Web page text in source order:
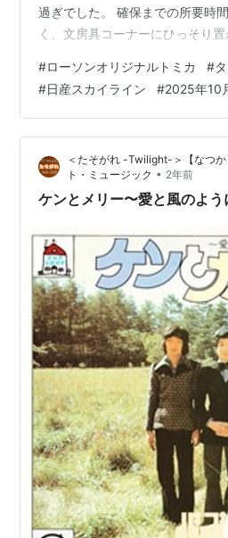
過ぎでした。 確保までの所要時
く、文房具コーナーにひっそり
いので5台も買う必要なかったけ
い・・・。 良心の呵責から１台
円なり。 一部の店舗では２７日
タカラトミー【７８６７】 株価
４） 株主優待：１００株以上５
「トミカ」２台セット（３月） …
#ローソンオリジナルトミカ #
#日産スカイライン #2025年10
＜たそがれ -Twilight-＞【なつ
ト・ミュージック • 2年前
ケンとメリー〜愛と風のよ